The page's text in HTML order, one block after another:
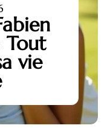
Tout
vie